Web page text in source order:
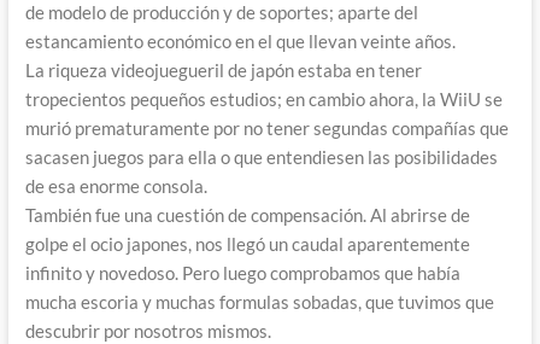
de modelo de producción y de soportes; aparte del
estancamiento económico en el que llevan veinte años.
La riqueza videojuegueril de japón estaba en tener
tropecientos pequeños estudios; en cambio ahora, la WiiU se
murió prematuramente por no tener segundas compañías que
sacasen juegos para ella o que entendiesen las posibilidades
de esa enorme consola.
También fue una cuestión de compensación. Al abrirse de
golpe el ocio japones, nos llegó un caudal aparentemente
infinito y novedoso. Pero luego comprobamos que había
mucha escoria y muchas formulas sobadas, que tuvimos que
descubrir por nosotros mismos.